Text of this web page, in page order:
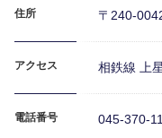
処
住所 〒240-
アクセス 相鉄線 上
電話番号 045-370-